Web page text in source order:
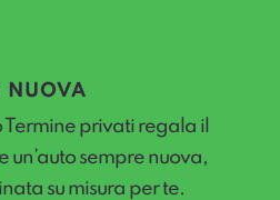
NUOVA
Termine privati regala il
un’auto sempre nuova,
su misura per te.